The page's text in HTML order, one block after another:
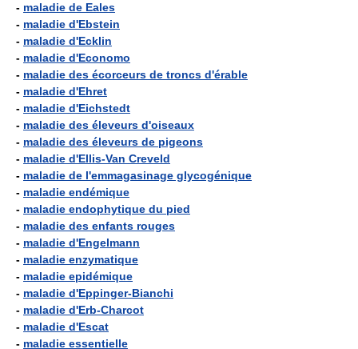
- maladie de Eales
- maladie d'Ebstein
- maladie d'Ecklin
- maladie d'Economo
- maladie des écorceurs de troncs d'érable
- maladie d'Ehret
- maladie d'Eichstedt
- maladie des éleveurs d'oiseaux
- maladie des éleveurs de pigeons
- maladie d'Ellis-Van Creveld
- maladie de l'emmagasinage glycogénique
- maladie endémique
- maladie endophytique du pied
- maladie des enfants rouges
- maladie d'Engelmann
- maladie enzymatique
- maladie epidémique
- maladie d'Eppinger-Bianchi
- maladie d'Erb-Charcot
- maladie d'Escat
- maladie essentielle